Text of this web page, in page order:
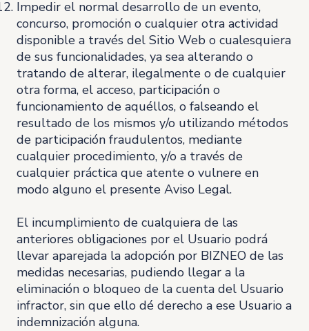
Impedir el normal desarrollo de un evento,
concurso, promoción o cualquier otra actividad
disponible a través del Sitio Web o cualesquiera
de sus funcionalidades, ya sea alterando o
tratando de alterar, ilegalmente o de cualquier
otra forma, el acceso, participación o
funcionamiento de aquéllos, o falseando el
resultado de los mismos y/o utilizando métodos
de participación fraudulentos, mediante
cualquier procedimiento, y/o a través de
cualquier práctica que atente o vulnere en
modo alguno el presente Aviso Legal.
El incumplimiento de cualquiera de las
anteriores obligaciones por el Usuario podrá
llevar aparejada la adopción por BIZNEO de las
medidas necesarias, pudiendo llegar a la
eliminación o bloqueo de la cuenta del Usuario
infractor, sin que ello dé derecho a ese Usuario a
indemnización alguna.